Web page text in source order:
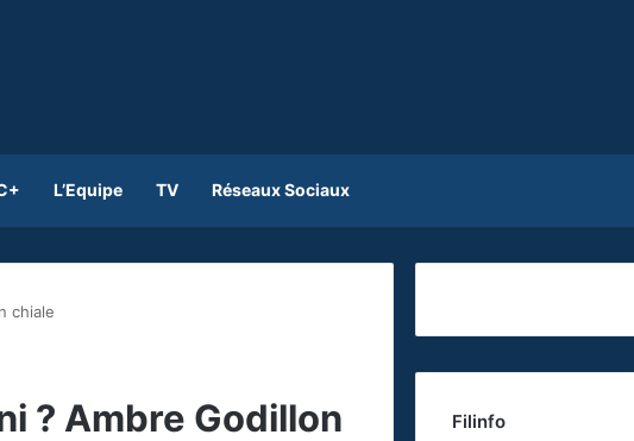
L’Equipe TV Réseaux Sociaux
chiale
? Ambre Godillon
Filinfo